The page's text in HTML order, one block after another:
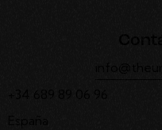
+34 689 89 06 96
España